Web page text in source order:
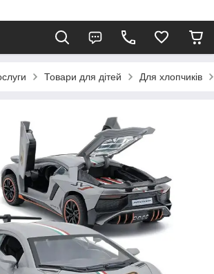
Товари для дітей Для хлопчиків